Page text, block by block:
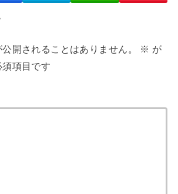
開されることはありません。 ※ が
項目です